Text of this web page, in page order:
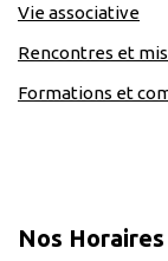
Vie associative
Rencontres et
Formations et
Nos Horaires